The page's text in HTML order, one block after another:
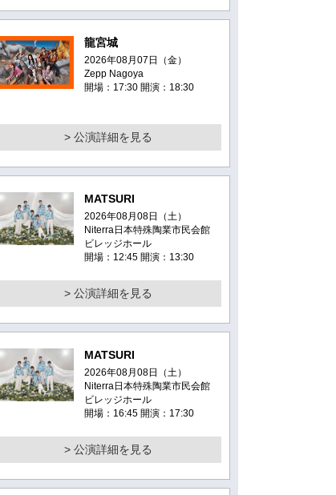
龍宮城
2026年08月07日（金）
Zepp Nagoya
開場：17:30 開演：18:30
> 公演詳細を見る
MATSURI
2026年08月08日（土）
Niterra日本特殊陶業市民会館
ビレッジホール
開場：12:45 開演：13:30
> 公演詳細を見る
MATSURI
2026年08月08日（土）
Niterra日本特殊陶業市民会館
ビレッジホール
開場：16:45 開演：17:30
> 公演詳細を見る